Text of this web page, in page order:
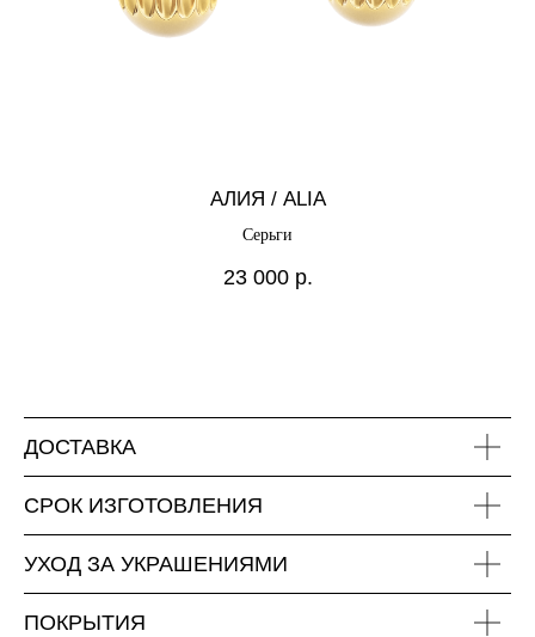
АЛИЯ / ALIA
Серьги
23 000 р.
ДОСТАВКА
СРОК ИЗГОТОВЛЕНИЯ
УХОД ЗА УКРАШЕНИЯМИ
ПОКРЫТИЯ